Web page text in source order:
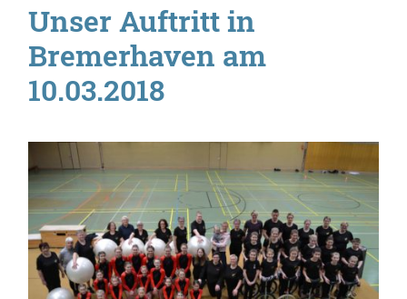
Unser Auftritt in
Bremerhaven am
10.03.2018